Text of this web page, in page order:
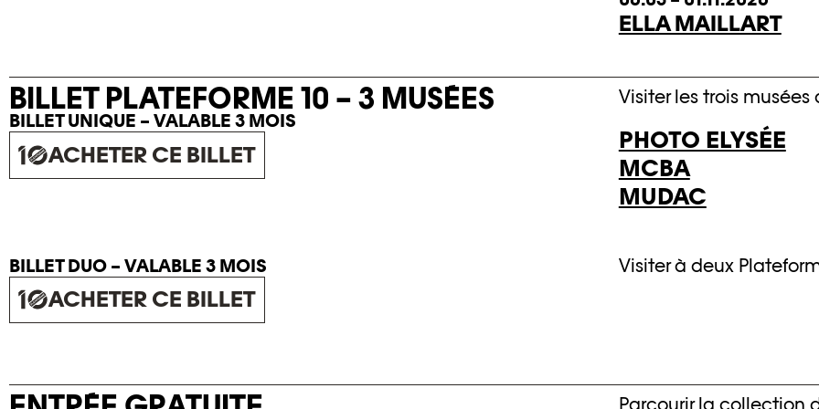
ELLA MAILLART
BILLET PLATEFORME 10 – 3 MUSÉES
BILLET UNIQUE – VALABLE 3 MOIS
ACHETER CE BILLET
Visiter les trois musées
PHOTO ELYSÉE
MCBA
MUDAC
BILLET DUO – VALABLE 3 MOIS
ACHETER CE BILLET
Visiter à deux